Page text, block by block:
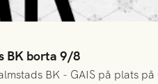
BK borta 9/8
BK - GAIS på plats